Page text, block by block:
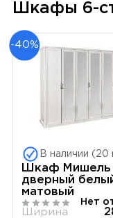
Шкафы 6-
-40%
В наличии (20
Шкаф Мишель
дверный
матовый
Ширина